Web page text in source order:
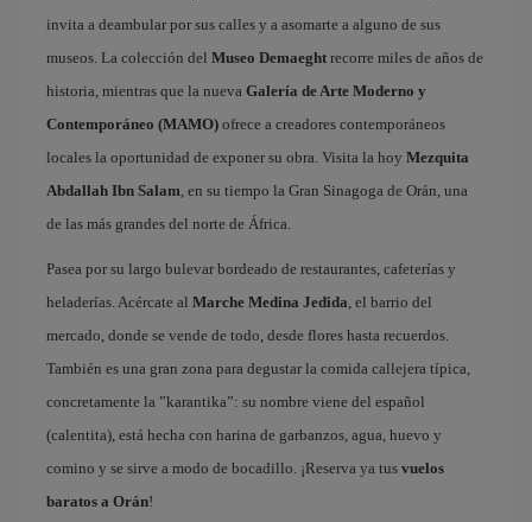
invita a deambular por sus calles y a asomarte a alguno de sus
museos. La colección del Museo Demaeght recorre miles de años de
historia, mientras que la nueva Galería de Arte Moderno y
Contemporáneo (MAMO) ofrece a creadores contemporáneos
locales la oportunidad de exponer su obra. Visita la hoy Mezquita
Abdallah Ibn Salam, en su tiempo la Gran Sinagoga de Orán, una
de las más grandes del norte de África.
Pasea por su largo bulevar bordeado de restaurantes, cafeterías y
heladerías. Acércate al Marche Medina Jedida, el barrio del
mercado, donde se vende de todo, desde flores hasta recuerdos.
También es una gran zona para degustar la comida callejera típica,
concretamente la ”karantika”: su nombre viene del español
(calentita), está hecha con harina de garbanzos, agua, huevo y
comino y se sirve a modo de bocadillo. ¡Reserva ya tus vuelos
baratos a Orán!